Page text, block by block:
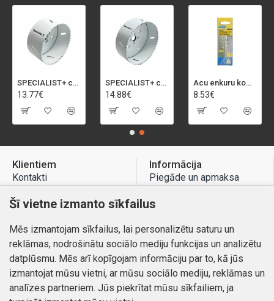
SPECIALIST+ caurumu zāģis BI-METAL, 92 mm
13.77€
SPECIALIST+ caurumu zāģis BI-METAL, 98 mm
14.88€
Acu enkuru komplekts, 3-13 mm, Rapid, 12 gab.
8.53€
Klientiem
Kontakti
Preču atgriešana
Mans profils
Pasūtījumi
Informācija
Piegāde un apmaksa
Atteikuma tiesības
Kontakti
Šī vietne izmanto sīkfailus
Mēs izmantojam sīkfailus, lai personalizētu saturu un
reklāmas, nodrošinātu sociālo mediju funkcijas un analizētu
datplūsmu. Mēs arī kopīgojam informāciju par to, kā jūs
izmantojat mūsu vietni, ar mūsu sociālo mediju, reklāmas un
analīzes partneriem. Jūs piekrītat mūsu sīkfailiem, ja